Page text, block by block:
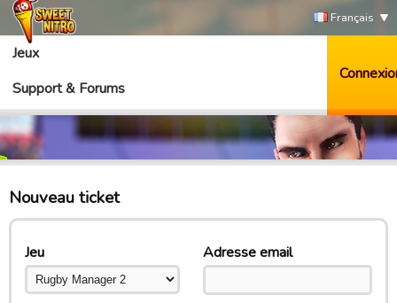
Français
Jeux
Support & Forums
Nouveau ticket
Adresse email
Jeu